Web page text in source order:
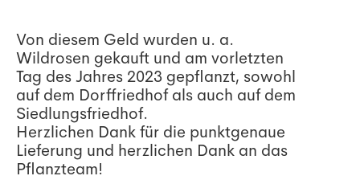
Von diesem Geld wurden u. a.
Wildrosen gekauft und am vorletzten
Tag des Jahres 2023 gepflanzt, sowohl
auf dem Dorffriedhof als auch auf dem
Siedlungsfriedhof.
Herzlichen Dank für die punktgenaue
Lieferung und herzlichen Dank an das
Pflanzteam!